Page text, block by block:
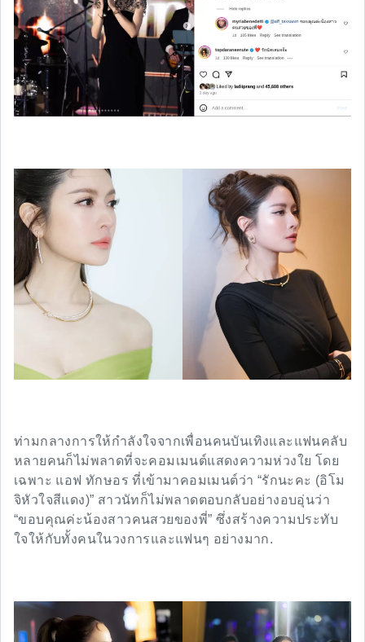
ท่ามกลางการให้กำลังใจจากเพื่อนคนบันเทิงและแฟนคลับ
หลายคนก็ไม่พลาดที่จะคอมเมนต์แสดงความห่วงใย โดย
เฉพาะ แอฟ ทักษอร ที่เข้ามาคอมเมนต์ว่า “รักนะคะ (อิโม
จิหัวใจสีแดง)” สาวนัทก็ไม่พลาดตอบกลับอย่างอบอุ่นว่า
“ขอบคุณค่ะน้องสาวคนสวยของพี่” ซึ่งสร้างความประทับ
ใจให้กับทั้งคนในวงการและแฟนๆ อย่างมาก.